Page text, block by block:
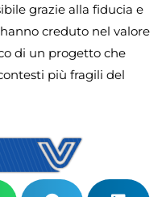
grazie alla fiducia e
creduto nel valore
di un progetto che
più fragili del